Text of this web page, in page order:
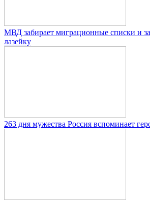
МВД забирает миграционные списки и
лазейку
263 дня мужества Россия вспоминает